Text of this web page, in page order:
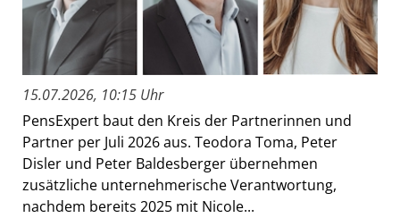
15.07.2026, 10:15 Uhr
PensExpert baut den Kreis der Partnerinnen und
Partner per Juli 2026 aus. Teodora Toma, Peter
Disler und Peter Baldesberger übernehmen
zusätzliche unternehmerische Verantwortung,
nachdem bereits 2025 mit Nicole...